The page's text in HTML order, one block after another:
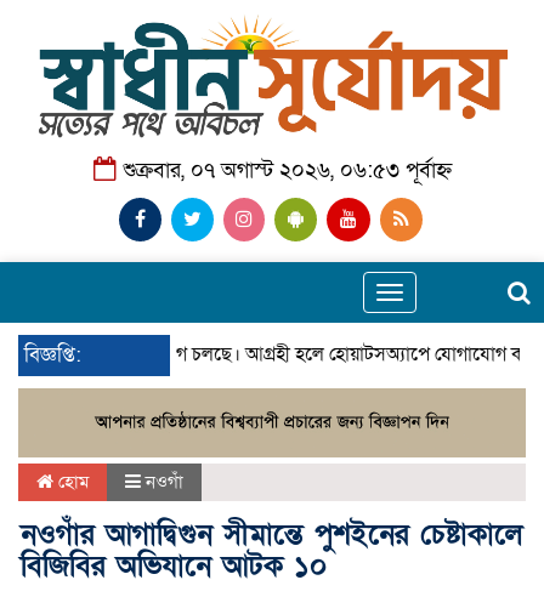
শুক্রবার, ০৭ অগাস্ট ২০২৬, ০৬:৫৩ পূর্বাহ্ন
Toggle
navigation
বিজ্ঞপ্তি:প্রতিনিধি নিয়োগ চলছে। আগ্রহী হলে হোয়াটসঅ্যাপে যোগাযোগ
হোম নওগাঁ
নওগাঁর আগাদ্বিগুন সীমান্তে পুশইনের চেষ্টাকালে
বিজিবির অভিযানে আটক ১০